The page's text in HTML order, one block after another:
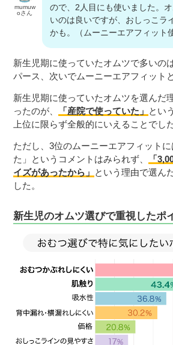
mumuw
oさん
ので、2人目にも使いました。
いのは良いですが、おしっこラ
かも。（ムーニーエアフィット
新生児期に使っていたオムツで多いの
パース、次いでムーニーエアフィット
新生児期に使っていたオムツを選んだ
ったのが、
「産院で使っていた」 とい
上位に限らず全般的にいえることでした
ただし、3位のムーニーエアフィット
た」というコメントはみられず、
「
イズがあったから」 という理由で選ん
した。
新生児のオムツ選びで重視したポ